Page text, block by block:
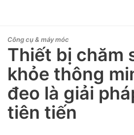
Công cụ & máy móc
Thiết bị chăm
khỏe thông
đeo là giải
tiên tiến